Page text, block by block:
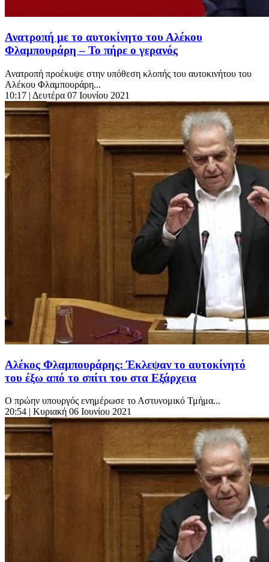
Ανατροπή με το αυτοκίνητο του Αλέκου
Φλαμπουράρη – Το πήρε ο γερανός
Ανατροπή προέκυψε στην υπόθεση κλοπής του αυτοκινήτου του
Αλέκου Φλαμπουράρη...
10:17 | Δευτέρα 07 Ιουνίου 2021
Αλέκος Φλαμπουράρης: Έκλεψαν το αυτοκίνητό
του έξω από το σπίτι του στα Εξάρχεια
Ο πρώην υπουργός ενημέρωσε το Αστυνομικό Τμήμα...
20:54 | Κυριακή 06 Ιουνίου 2021